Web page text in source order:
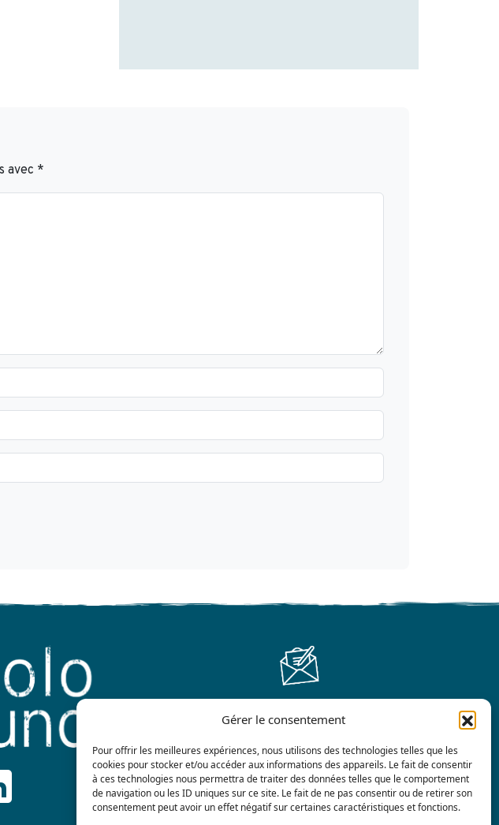
Gérer le consentement
Pour offrir les meilleures expériences, nous utilisons des technologies telles que les
cookies pour stocker et/ou accéder aux informations des appareils. Le fait de consentir
à ces technologies nous permettra de traiter des données telles que le comportement
de navigation ou les ID uniques sur ce site. Le fait de ne pas consentir ou de retirer son
consentement peut avoir un effet négatif sur certaines caractéristiques et fonctions.
avec *
Contactez-nous